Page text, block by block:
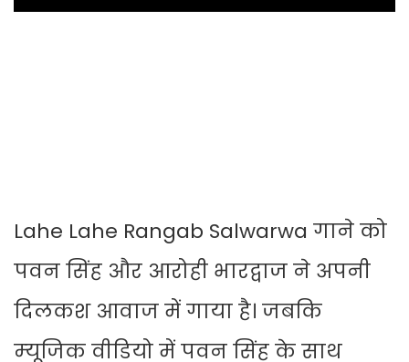
Lahe Lahe Rangab Salwarwa गाने को
पवन सिंह और आरोही भारद्वाज ने अपनी
दिलकश आवाज में गाया है। जबकि
म्‍यूजिक वीडियो में पवन सिंह के साथ